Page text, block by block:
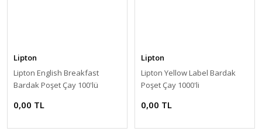
Lipton
Lipton English Breakfast
Bardak Poşet Çay 100'lü
0,00 TL
Lipton
Lipton Yellow Label Bardak
Poşet Çay 1000'li
0,00 TL